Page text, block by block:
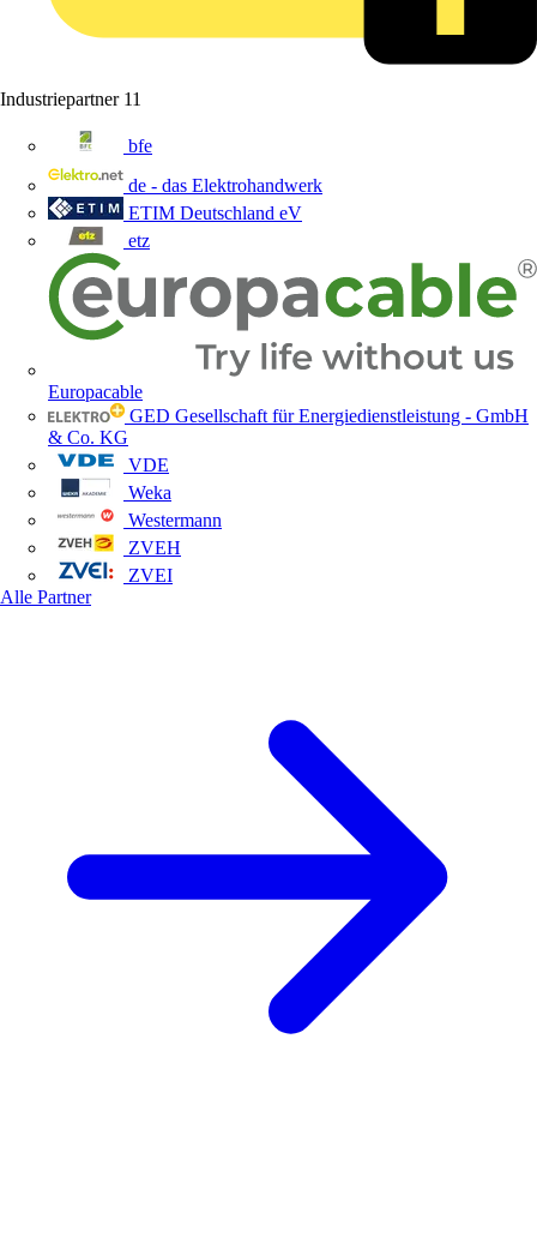
Industriepartner 11
bfe
de - das Elektrohandwerk
ETIM Deutschland eV
etz
Europacable
GED Gesellschaft für Energiedienstleistung - GmbH
& Co. KG
VDE
Weka
Westermann
ZVEH
ZVEI
Alle Partner